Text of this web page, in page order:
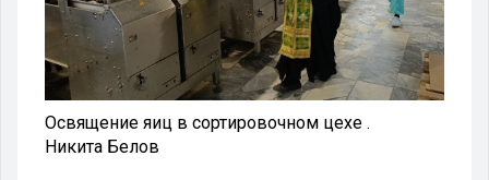
Освящение яиц в сортировочном цехе .
Никита Белов